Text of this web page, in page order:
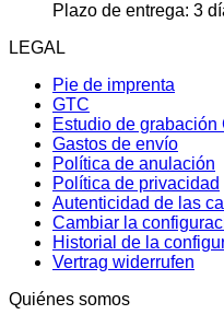
Plazo de entrega: 3
LEGAL
Pie de imprenta
GTC
Estudio de grabación
Gastos de envío
Política de anulación
Política de privacidad
Autenticidad de las
Cambiar la
Historial de la
Vertrag widerrufen
Quiénes somos